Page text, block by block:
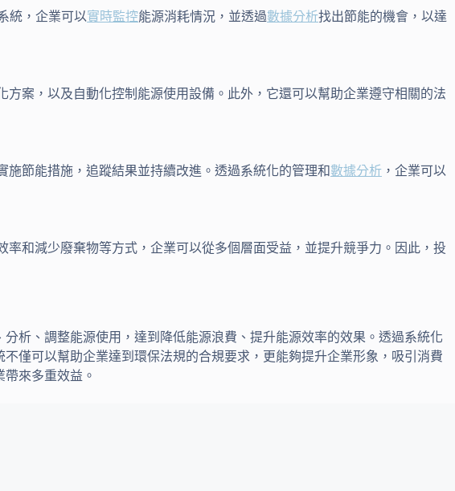
統，企業可以實時監控能源消耗情況，並透過數據分析找出節能的機會，以達
案，以及自動化控制能源使用設備。此外，它還可以幫助企業遵守相關的法
節能措施，追蹤結果並持續改進。透過系統化的管理和數據分析 ，企業可以
和減少廢棄物等方式，企業可以從多個層面受益，並提升競爭力。因此，投
析、調整能源使用，達到降低能源浪費、提升能源效率的效果。透過系統化
僅可以幫助企業達到環保法規的合規要求，更能夠提升企業形象，吸引消費
來多重效益。